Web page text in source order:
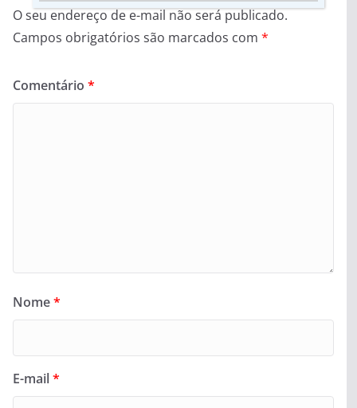
O seu endereço de e-mail não será publicado.
Campos obrigatórios são marcados com *
Comentário *
Nome*
E-mail*